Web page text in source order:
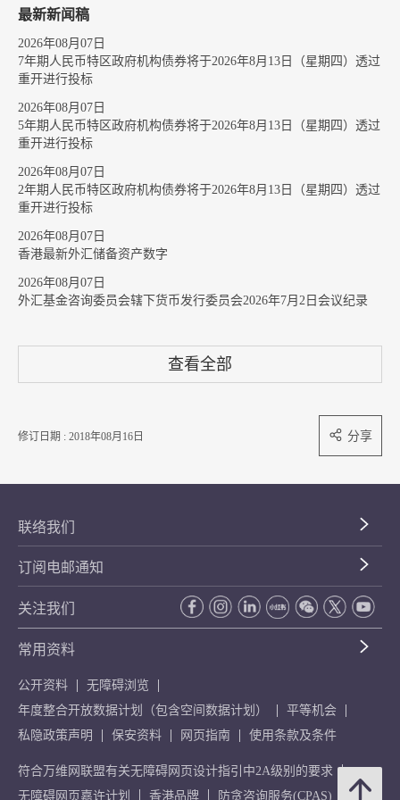
最新新闻稿
2026年08月07日
7年期人民币特区政府机构债券将于2026年8月13日（星期四）透过
重开进行投标
2026年08月07日
5年期人民币特区政府机构债券将于2026年8月13日（星期四）透过
重开进行投标
2026年08月07日
2年期人民币特区政府机构债券将于2026年8月13日（星期四）透过
重开进行投标
2026年08月07日
香港最新外汇储备资产数字
2026年08月07日
外汇基金咨询委员会辖下货币发行委员会2026年7月2日会议纪录
查看全部
修订日期 : 2018年08月16日 分享
联络我们
订阅电邮通知
关注我们
常用资料
公开资料
无障碍浏览
年度整合开放数据计划（包含空间数据计划）
平等机会
私隐政策声明
保安资料 网页指南 使用条款及条件
符合万维网联盟有关无障碍网页设计指引中2A级别的要求
无障碍网页嘉许计划
香港品牌 防贪咨询服务(CPAS)